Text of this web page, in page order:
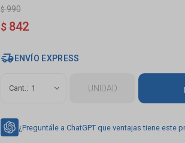
$ 842
$ 990
ENVÍO EXPRESS
1 UNIDAD
¿Preguntále a ChatGPT que ventajas tiene este